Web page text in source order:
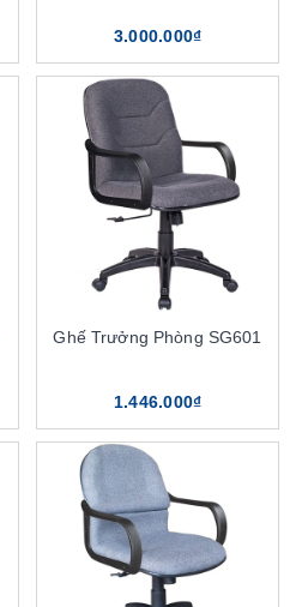
3.000.000₫
Ghế Trưởng Phòng SG601
1.446.000₫